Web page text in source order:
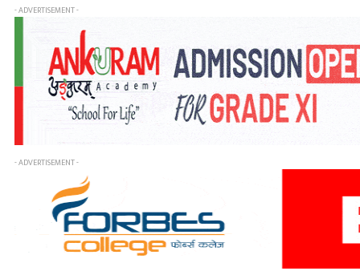
- ADVERTISEMENT -
- ADVERTISEMENT -